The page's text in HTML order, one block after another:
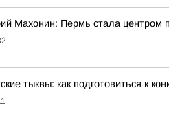
Махонин: Пермь стала центром
тыквы: как подготовиться к